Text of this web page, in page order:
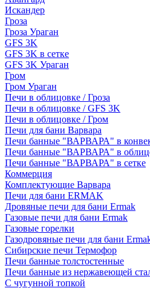
Искандер
Гроза
Гроза Ураган
GFS 3K
GFS 3K в сетке
GFS 3K Ураган
Гром
Гром Ураган
Печи в облицовке / Гроза
Печи в облицовке / GFS 3K
Печи в облицовке / Гром
Печи для бани Варвара
Печи банные "ВАРВАРА" в
Печи банные "ВАРВАРА" в
Печи банные "ВАРВАРА" в сетке
Коммерция
Комплектующие Варвара
Печи для бани ERMAK
Дровяные печи для бани Ermak
Газовые печи для бани Ermak
Газовые горелки
Газодровяные печи для бани
Сибирские печи Термофор
Печи банные толстостенные
Печи банные из нержавеющей
С чугунной топкой